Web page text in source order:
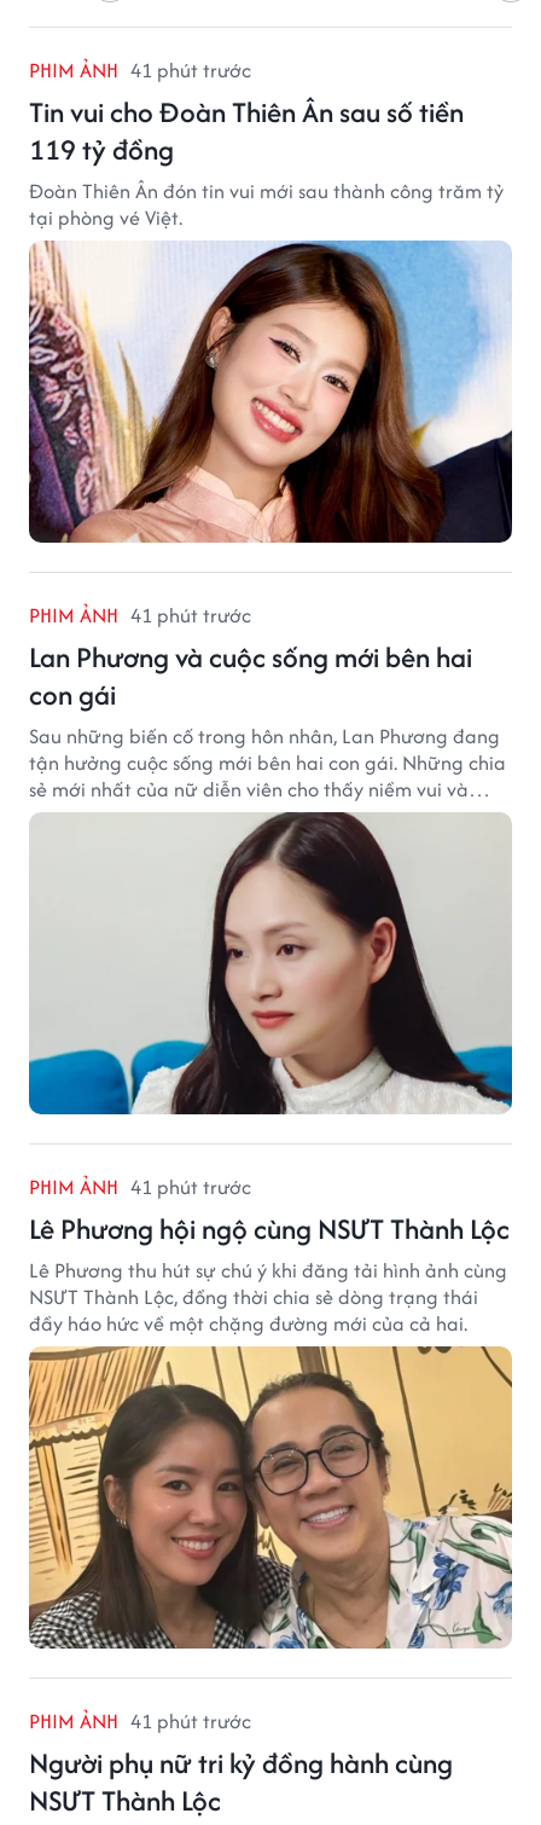
PHIM ẢNH 41 phút trước
Tin vui cho Đoàn Thiên Ân sau số tiền
119 tỷ đồng
Đoàn Thiên Ân đón tin vui mới sau thành công trăm tỷ
tại phòng vé Việt.
PHIM ẢNH 41 phút trước
Lan Phương và cuộc sống mới bên hai
con gái
Sau những biến cố trong hôn nhân, Lan Phương đang
tận hưởng cuộc sống mới bên hai con gái. Những chia
sẻ mới nhất của nữ diễn viên cho thấy niềm vui và
hạnh phúc hiện tại đến từ những điều bình dị mỗi
PHIM ẢNH 41 phút trước
Lê Phương hội ngộ cùng NSƯT Thành Lộc
Lê Phương thu hút sự chú ý khi đăng tải hình ảnh cùng
NSƯT Thành Lộc, đồng thời chia sẻ dòng trạng thái
đầy háo hức về một chặng đường mới của cả hai.
PHIM ẢNH 41 phút trước
Người phụ nữ tri kỷ đồng hành cùng
NSƯT Thành Lộc